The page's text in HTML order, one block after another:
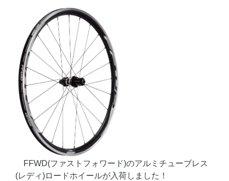
FFWD(ファストフォワード)のアルミチューブレス
(レディ)ロードホイールが入荷しました！